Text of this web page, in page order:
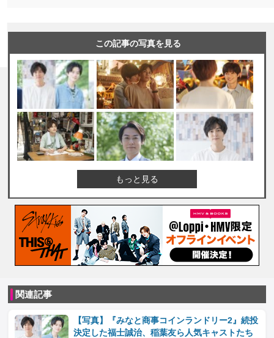
この記事の写真を見る
もっと見る
関連記事
【写真】『みなと商事コインランドリー2』続投
決定した福士誠治、稲葉友ら人気キャストたち